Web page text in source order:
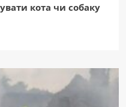
кота чи собаку